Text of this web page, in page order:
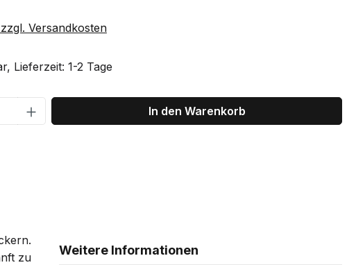
Versandkosten
Lieferzeit: 1-2 Tage
Gib den gewünschten Wert ein oder
In den Warenkorb
zu
Weitere Informationen